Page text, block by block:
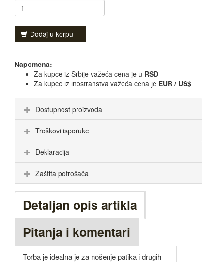
Dodaj u korpu
Napomena:
Za kupce iz Srbije važeća cena je u RSD
Za kupce iz inostranstva važeća cena je EUR / US$
Dostupnost proizvoda
Troškovi isporuke
Deklaracija
Zaštita potrošača
Detaljan opis artikla
Pitanja i komentari
Torba je idealna je za nošenje patika i drugih